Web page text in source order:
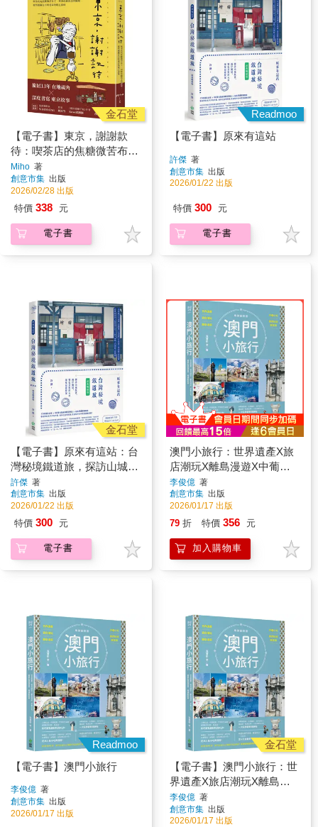
金石堂
【電子書】東京，謝謝款
待：喫茶店的焦糖微苦布
丁、刻印母親思念的咖哩⋯
那些隱藏在市町巷弄的暖心
滋味
Miho 著
創意市集 出版
2026/02/28 出版
特價 338 元
電子書
Readmoo
【電子書】原來有這站
許傑 著
創意市集 出版
2026/01/22 出版
特價 300 元
電子書
金石堂
【電子書】原來有這站：台
灣秘境鐵道旅，探訪山城聚
落、海岸風景、特色景點的
火車深度漫遊提案
許傑 著
創意市集 出版
2026/01/22 出版
特價 300 元
電子書
澳門小旅行：世界遺產X旅
店潮玩X離島漫遊X中葡小
吃X巷弄私旅再發現 暢銷最
新版
李俊億 著
創意市集 出版
2026/01/17 出版
79 折 特價 356 元
加入購物車
Readmoo
【電子書】澳門小旅行
李俊億 著
創意市集 出版
2026/01/17 出版
金石堂
【電子書】澳門小旅行：世
界遺產X旅店潮玩X離島漫
遊X中葡小吃X巷弄私旅再
發現
李俊億 著
創意市集 出版
2026/01/17 出版